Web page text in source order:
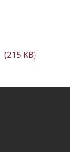
(215 KB)